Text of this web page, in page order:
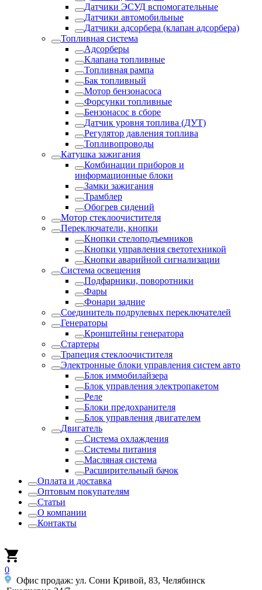
Датчики ЭСУД вспомогательные
Датчики автомобильные
Датчики адсорбера (клапан адсорбера)
Топливная система
Адсорберы
Клапана топливные
Топливная рампа
Бак топливный
Мотор бензонасоса
Форсунки топливные
Бензонасос в сборе
Датчик уровня топлива (ДУТ)
Регулятор давления топлива
Топливопроводы
Катушка зажигания
Комбинации приборов и
информационные блоки
Замки зажигания
Трамблер
Обогрев сидений
Мотор стеклоочистителя
Переключатели, кнопки
Кнопки стелоподъемников
Кнопки управления светотехникой
Кнопки аварийной сигнализации
Система освещения
Подфарники, поворотники
Фары
Фонари задние
Соединитель подрулевых переключателей
Генераторы
Кронштейны генератора
Стартеры
Трапеция стеклоочистителя
Электронные блоки управления систем авто
Блок иммобилайзера
Блок управления электропакетом
Реле
Блоки предохранителя
Блок управления двигателем
Двигатель
Система охлаждения
Системы питания
Масляная система
Расширительный бачок
Оплата и доставка
Оптовым покупателям
Статьи
О компании
Контакты
0
Офис продаж: ул. Сони Кривой, 83, Челябинск